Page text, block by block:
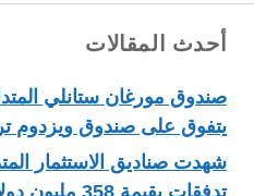
أحدث المقالات
صندوق مورغان ستانلي
يتفوق على صندوق
شهدت صناديق الاستثمار